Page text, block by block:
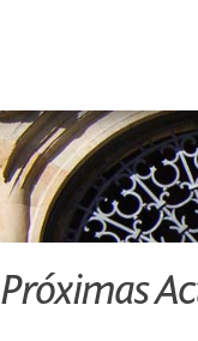
Próximas